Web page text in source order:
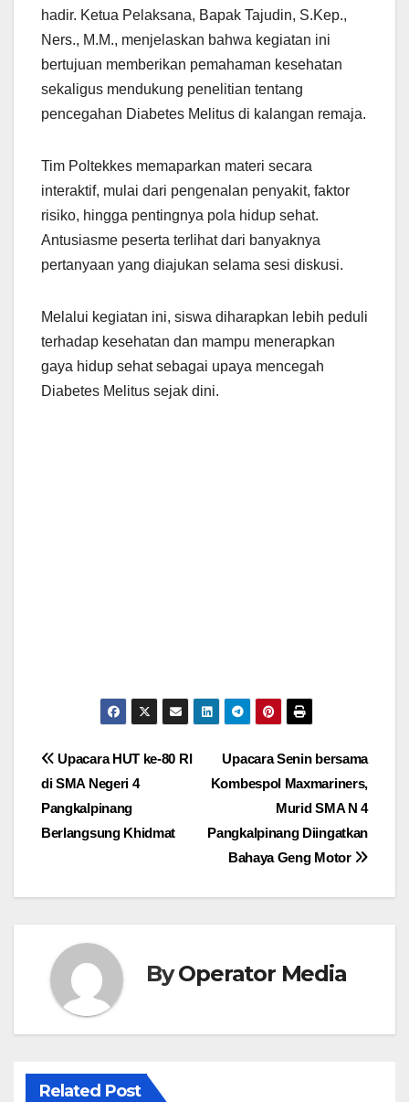
hadir. Ketua Pelaksana, Bapak Tajudin, S.Kep.,
Ners., M.M., menjelaskan bahwa kegiatan ini
bertujuan memberikan pemahaman kesehatan
sekaligus mendukung penelitian tentang
pencegahan Diabetes Melitus di kalangan remaja.
Tim Poltekkes memaparkan materi secara
interaktif, mulai dari pengenalan penyakit, faktor
risiko, hingga pentingnya pola hidup sehat.
Antusiasme peserta terlihat dari banyaknya
pertanyaan yang diajukan selama sesi diskusi.
Melalui kegiatan ini, siswa diharapkan lebih peduli
terhadap kesehatan dan mampu menerapkan
gaya hidup sehat sebagai upaya mencegah
Diabetes Melitus sejak dini.
Post
navigation
Upacara Senin bersama
Kombespol Maxmariners,
Murid SMA N 4
Pangkalpinang Diingatkan
Bahaya Geng Motor
Upacara HUT ke-80 RI
di SMA Negeri 4
Pangkalpinang
Berlangsung Khidmat
ByOperator Media
Related Post